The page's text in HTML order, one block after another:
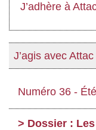
J’adhère à
J’agis avec Attac
Numéro 36 -
Dossier :